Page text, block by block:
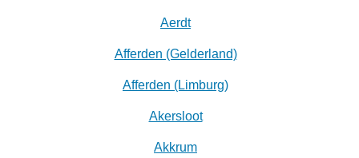
Aerdt
Afferden (Gelderland)
Afferden (Limburg)
Akersloot
Akkrum